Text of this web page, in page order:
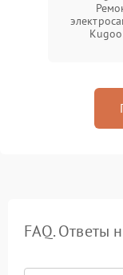
FAQ. Ответы